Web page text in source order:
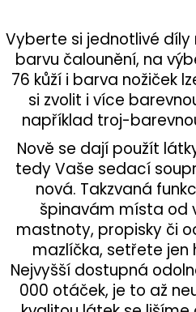
Vyberte si jednotlivé
barvu čalounění, na
76 kůží i barva nožiček
si zvolit i více
například troj-
Nově se dají použít
tedy Vaše sedací
nová. Takzvaná
špinavám místa od
mastnoty, propisky či
mazlíčka, setřete jen
Nejvyšší dostupná
000 otáček, je to až